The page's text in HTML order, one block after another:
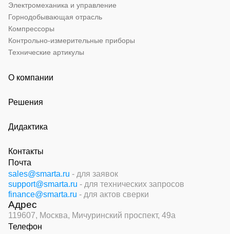
Электромеханика и управление
Горнодобывающая отрасль
Компрессоры
Контрольно-измерительные приборы
Технические артикулы
О компании
Решения
Дидактика
Контакты
Почта
sales@smarta.ru - для заявок
support@smarta.ru - для технических запросов
finance@smarta.ru - для актов сверки
Адрес
119607, Москва, Мичуринский проспект, 49а
Телефон